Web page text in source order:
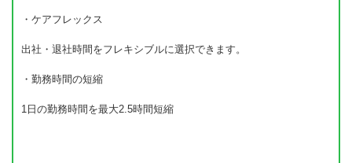
・ケアフレックス
出社・退社時間をフレキシブルに選択できます。
・勤務時間の短縮
1日の勤務時間を最大2.5時間短縮